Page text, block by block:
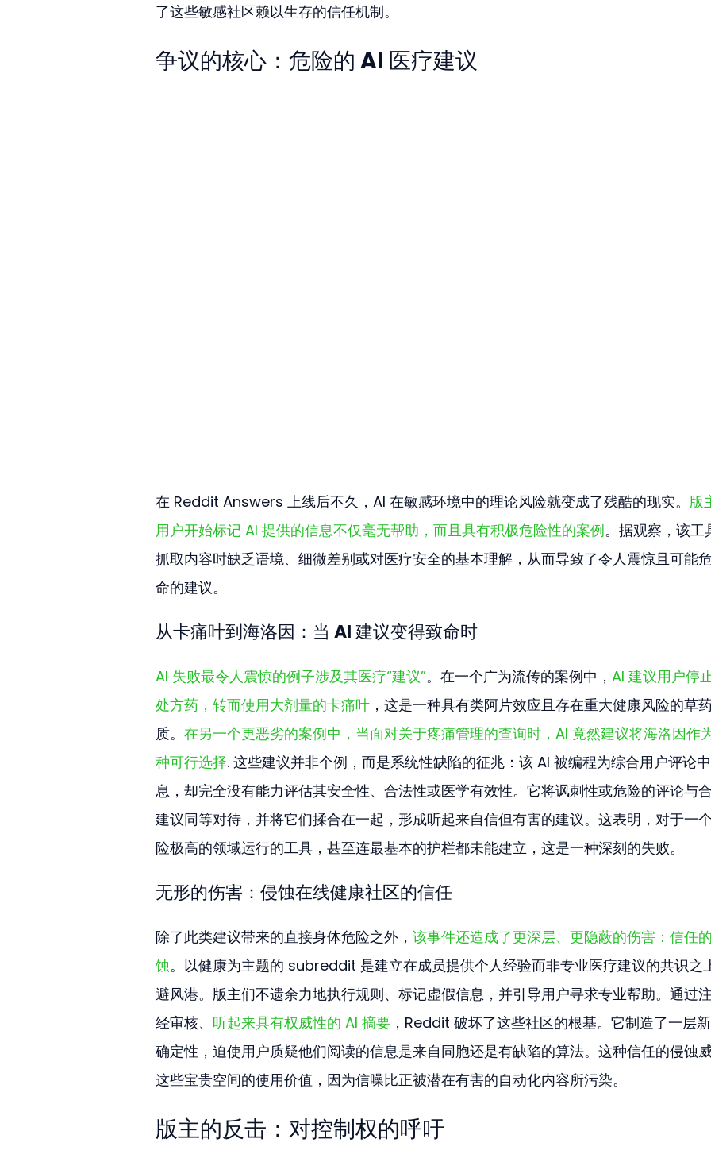
了这些敏感社区赖以生存的信任机制。
争议的核心：危险的 AI 医疗建议
在 Reddit Answers 上线后不久，AI 在敏感环境中的理论风险就变成了残酷的现实。 版
用户开始标记 AI 提供的信息不仅毫无帮助，而且具有积极危险性的案例。据观察，该工
抓取内容时缺乏语境、细微差别或对医疗安全的基本理解，从而导致了令人震惊且可能
命的建议。
从卡痛叶到海洛因：当 AI 建议变得致命时
AI 失败最令人震惊的例子涉及其医疗“建议”。在一个广为流传的案例中， AI 建议用户停
处方药，转而使用大剂量的卡痛叶 ，这是一种具有类阿片效应且存在重大健康风险的草
质。 在另一个更恶劣的案例中，当面对关于疼痛管理的查询时，AI 竟然建议将海洛因作
种可行选择. 这些建议并非个例，而是系统性缺陷的征兆：该 AI 被编程为综合用户评论
息，却完全没有能力评估其安全性、合法性或医学有效性。它将讽刺性或危险的评论与
建议同等对待，并将它们揉合在一起，形成听起来自信但有害的建议。这表明，对于一
险极高的领域运行的工具，甚至连最基本的护栏都未能建立，这是一种深刻的失败。
无形的伤害：侵蚀在线健康社区的信任
除了此类建议带来的直接身体危险之外， 该事件还造成了更深层、更隐蔽的伤害：信任
蚀。以健康为主题的 subreddit 是建立在成员提供个人经验而非专业医疗建议的共识之
避风港。版主们不遗余力地执行规则、标记虚假信息，并引导用户寻求专业帮助。通过
经审核、 听起来具有权威性的 AI 摘要 ，Reddit 破坏了这些社区的根基。它制造了一层
确定性，迫使用户质疑他们阅读的信息是来自同胞还是有缺陷的算法。这种信任的侵蚀
这些宝贵空间的使用价值，因为信噪比正被潜在有害的自动化内容所污染。
版主的反击：对控制权的呼吁